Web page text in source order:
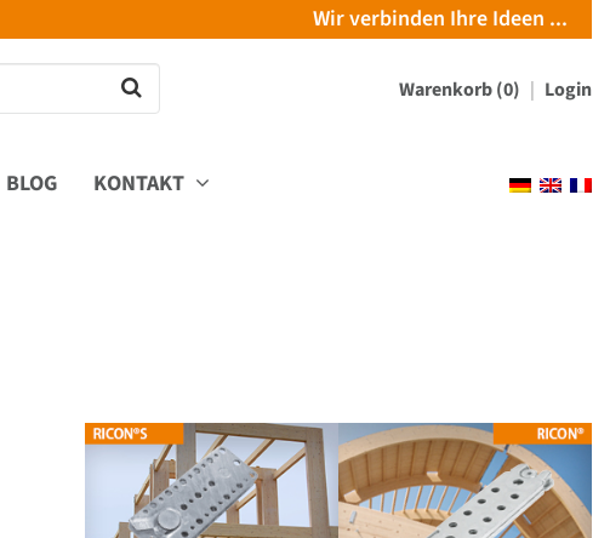
Wir verbinden Ihre Ideen ...
Warenkorb (0) Login
BLOG KONTAKT